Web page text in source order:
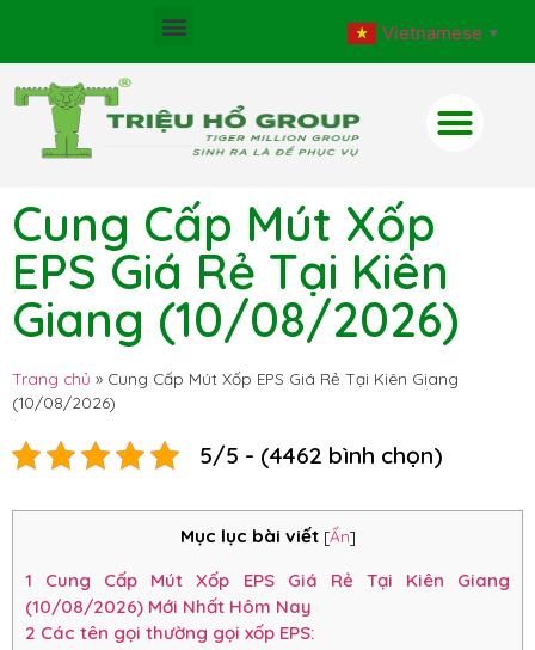
Vietnamese ▼
Cung Cấp Mút Xốp
EPS Giá Rẻ Tại Kiên
Giang (10/08/2026)
Trang chủ » Cung Cấp Mút Xốp EPS Giá Rẻ Tại Kiên Giang
(10/08/2026)
5/5 - (4462 bình chọn)
Mục lục bài viết [Ẩn]
1 Cung Cấp Mút Xốp EPS Giá Rẻ Tại Kiên Giang
(10/08/2026) Mới Nhất Hôm Nay
2 Các tên gọi thường gọi xốp EPS: